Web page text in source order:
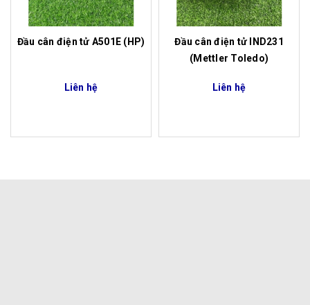
Đầu cân điện tử A501E (HP)
Liên hệ
Đầu cân điện tử IND231
(Mettler Toledo)
Liên hệ